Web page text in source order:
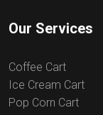
Our Services
Coffee Cart
Ice Cream Cart
Pop Corn Cart